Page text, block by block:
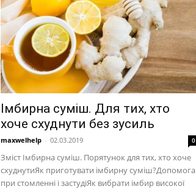
Імбирна суміш. Для тих, хто
хоче схуднути без зусиль
maxwelhelp - 02.03.2019 0
Зміст Імбирна суміш. Порятунок для тих, хто хоче
схуднутиЯк приготувати імбирну суміш?Допомога
при стомленні і застудіЯк вибрати імбир високої